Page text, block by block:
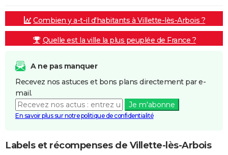
Combien y a-t-il d'habitants à Villette-lès-Arbois ?
Quelle est la ville la plus peuplée de France ?
A ne pas manquer
Recevez nos astuces et bons plans directement par e-
mail.
Je m'abonne
En savoir plus sur notre politique de confidentialité
Labels et récompenses de Villette-lès-Arbois